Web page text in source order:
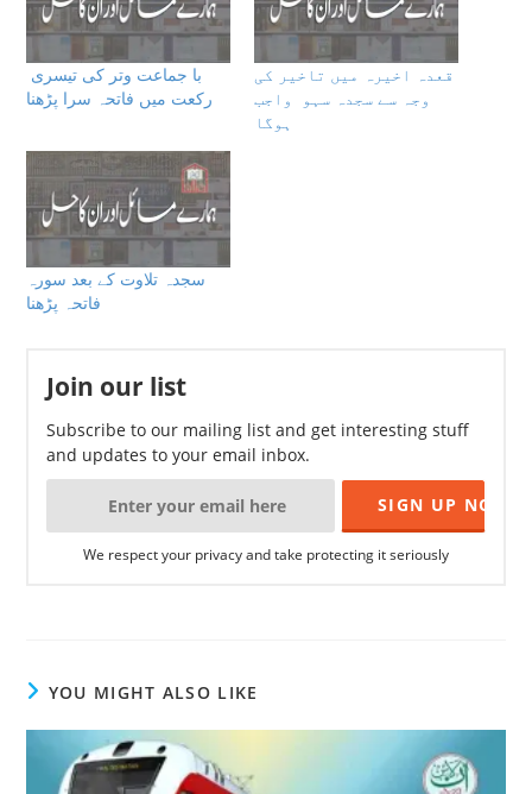
رکعت میں فاتحہ سرا پڑھنا
قعدہ اخيرہ میں تاخیر کی
وجہ سے سجدہ سہو واجب
ہوگا
سجدہ تلاوت کے بعد سورہ
فاتحہ پڑھنا
Join our list
Subscribe to our mailing list and get interesting stuff
and updates to your email inbox.
We respect your privacy and take protecting it seriously
YOU MIGHT ALSO LIKE